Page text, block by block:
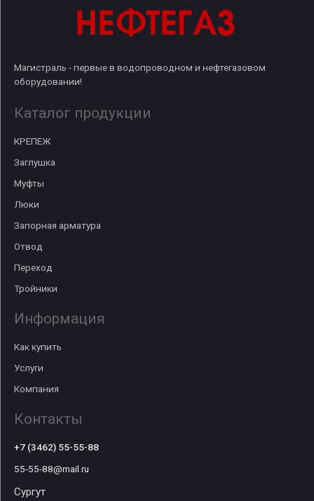
Магистраль - первые в водопроводном и нефтегазовом
оборудовании!
Каталог продукции
КРЕПЕЖ
Заглушка
Муфты
Люки
Запорная арматура
Отвод
Переход
Тройники
Информация
Как купить
Услуги
Компания
Контакты
+7 (3462) 55-55-88
55-55-88@mail.ru
Сургут